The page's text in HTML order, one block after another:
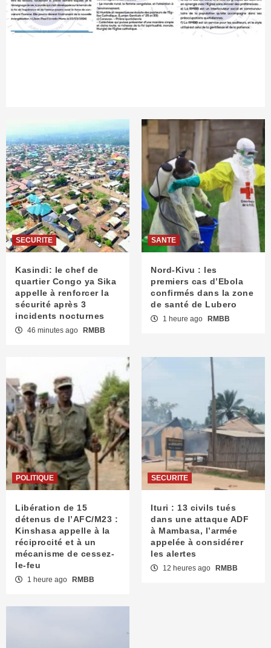
SECURITE
Kasindi: le chef de
quartier Congo ya Sika
appelle à renforcer la
sécurité après 3
incidents nocturnes
46 minutes ago RMBB
SANTE
Nord-Kivu : les
premiers cas d’Ebola
confirmés dans la zone
de santé de Lubero
1 heure ago RMBB
POLITIQUE
Libération de 15
détenus de l’AFC/M23 :
Kinshasa appelle à la
réciprocité et à un
mécanisme de cessez-
le-feu
1 heure ago RMBB
SECURITE
Ituri : 13 civils tués
dans une attaque ADF
à Mambasa, l’armée
appelée à considérer
les alertes
12 heures ago RMBB